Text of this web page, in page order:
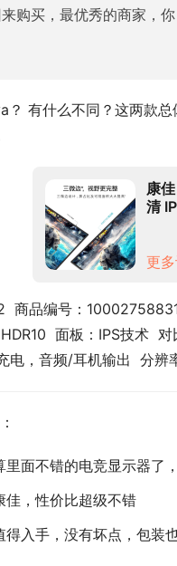
购买，最优秀的商家，
？ 有什么不同？这两款
康
清
更
商品编号：
面板：IPS技术
电，音频/耳机输出  分
里面不错的电竞显示器了
佳，性价比超级不错
得入手，没有坏点，包装